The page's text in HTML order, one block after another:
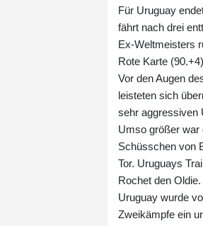
Für Uruguay
fährt nach drei
Ex-Weltmeisters
Rote Karte
Vor den Augen
leisteten sich
sehr aggressiven
Umso größer war
Schüsschen von
Tor. Uruguays
Rochet den Oldie.
Uruguay wurde
Zweikämpfe ein